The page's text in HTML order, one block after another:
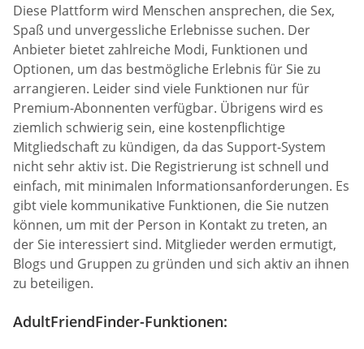
Diese Plattform wird Menschen ansprechen, die Sex,
Spaß und unvergessliche Erlebnisse suchen. Der
Anbieter bietet zahlreiche Modi, Funktionen und
Optionen, um das bestmögliche Erlebnis für Sie zu
arrangieren. Leider sind viele Funktionen nur für
Premium-Abonnenten verfügbar. Übrigens wird es
ziemlich schwierig sein, eine kostenpflichtige
Mitgliedschaft zu kündigen, da das Support-System
nicht sehr aktiv ist. Die Registrierung ist schnell und
einfach, mit minimalen Informationsanforderungen. Es
gibt viele kommunikative Funktionen, die Sie nutzen
können, um mit der Person in Kontakt zu treten, an
der Sie interessiert sind. Mitglieder werden ermutigt,
Blogs und Gruppen zu gründen und sich aktiv an ihnen
zu beteiligen.
AdultFriendFinder-Funktionen: